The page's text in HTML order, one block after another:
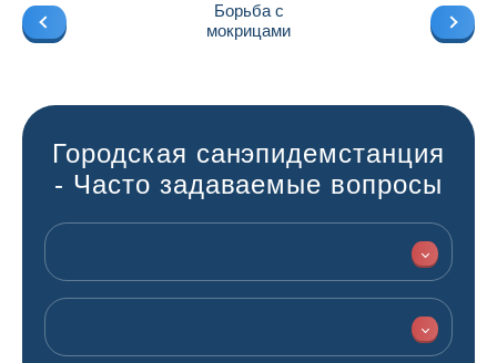
Борьба с
мокрицами
Городская санэпидемстанция
- Часто задаваемые вопросы